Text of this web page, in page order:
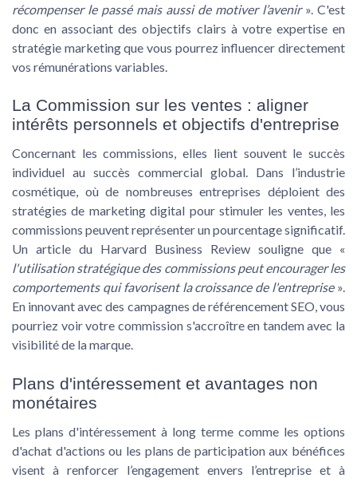
récompenser le passé mais aussi de motiver l’avenir». C'est
donc en associant des objectifs clairs à votre expertise en
stratégie marketingque vous pourrez influencer directement
vos rémunérations variables.
La Commission sur les ventes : aligner
intérêts personnels et objectifs d'entreprise
Concernant les commissions, elles lient souvent le succès
individuel au succès commercial global. Dans l’industrie
cosmétique, où de nombreuses entreprises déploient des
stratégies de marketing digital pour stimuler les ventes, les
commissions peuvent représenter un pourcentage significatif.
Un article du Harvard Business Review souligne que «
l'utilisation stratégique des commissions peut encourager les
comportements qui favorisent la croissance de l'entreprise».
En innovant avec des campagnes deréférencement SEO, vous
pourriez voir votre commission s'accroître en tandem avec la
visibilité de la marque.
Plans d'intéressement et avantages non
monétaires
Les plans d'intéressement à long terme comme les options
d'achat d'actions ou les plans de participation aux bénéfices
visent à renforcer l’engagement envers l’entreprise et à